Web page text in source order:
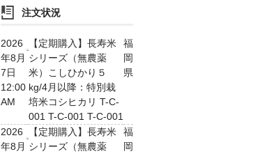
注文状況
2026
年8月
7日
12:00
AM
【定期購入】長寿米
シリーズ（無農薬
米）こしひかり５
kg/4月以降：特別栽
培米コシヒカリ T-C-
001 T-C-001 T-C-001
福
岡
県
2026
年8月
【定期購入】長寿米
シリーズ（無農薬
福
岡